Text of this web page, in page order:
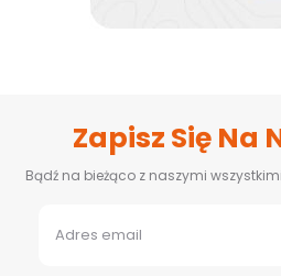
Zapisz Się Na
Bądź na bieżąco z naszymi